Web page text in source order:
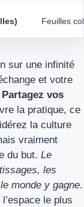
Feuilles
sur une infinité
et votre
Partagez vos
la pratique, ce
la culture
vraiment
du but. Le
les
monde y gagne.
le plus